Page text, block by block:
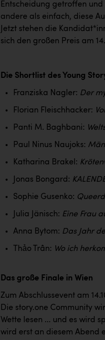
Entscheidung getroffen
andere als einfach, diese
Jetzt stehen die
sich den großen Preis am
Die Shortlist des Young
Franziska Nagler: Der
Florian Fleischhacker:
Panti M. Baghbani:
Paul Ninus Naujoks:
Katharina Brakel:
Jonas Bongard:
Sophie Gusenko:
Julia Jänisch: Eine Frau
Anna Bytom: Das Jahr
Thảo Trần: Wo ich
Das große Finale in Wien
Zum Abschlussevent am
Die story.one Community
Wette lesen ... und es wird
wird erst an diesem Abend